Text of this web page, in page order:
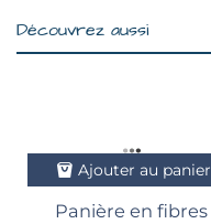
Découvrez aussi
Ajouter au panier
Panière en fibres